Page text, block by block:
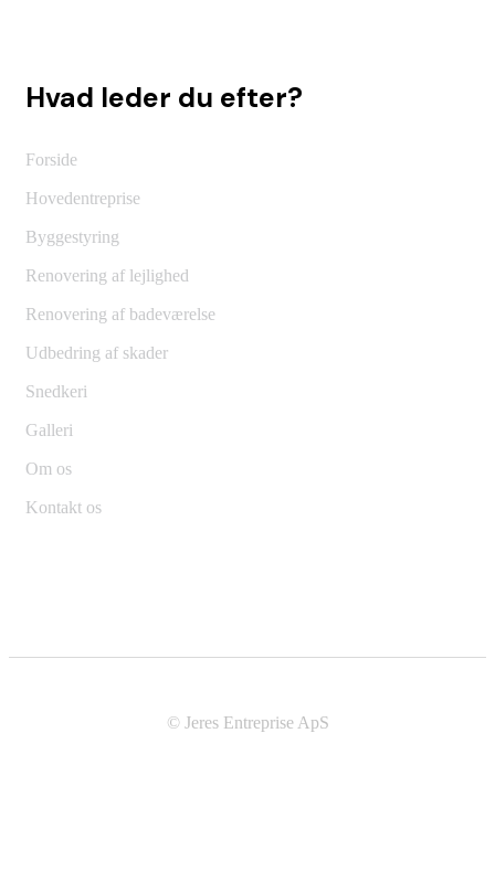
Hvad leder du efter?
Forside
Hovedentreprise
Byggestyring
Renovering af lejlighed
Renovering af badeværelse
Udbedring af skader
Snedkeri
Galleri
Om os
Kontakt os
© Jeres Entreprise ApS